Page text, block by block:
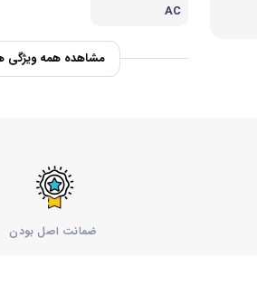
AC
مشاهده همه ویژگی
ضمانت اصل بودن